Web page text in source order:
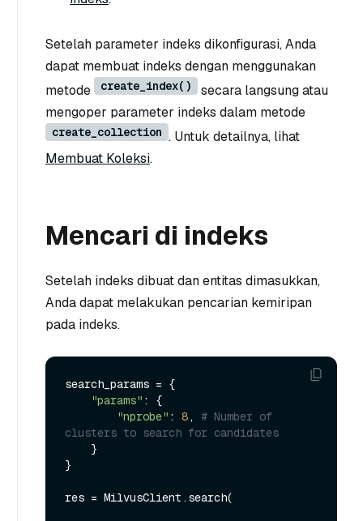
Setelah parameter indeks dikonfigurasi, Anda
dapat membuat indeks dengan menggunakan
metode
create_index()
secara langsung atau
mengoper parameter indeks dalam metode
create_collection . Untuk detailnya, lihat
Membuat Koleksi.
Mencari di indeks
Setelah indeks dibuat dan entitas dimasukkan,
Anda dapat melakukan pencarian kemiripan
pada indeks.
search_params = {
"params" : {
"nprobe" : 8 , # Number of
clusters to search for candidates
}
res = MilvusClient.search(